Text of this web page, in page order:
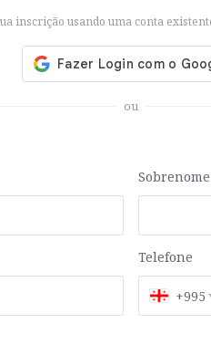
inscrição usando uma conta
ou
Sobrenome
Telefone
+995